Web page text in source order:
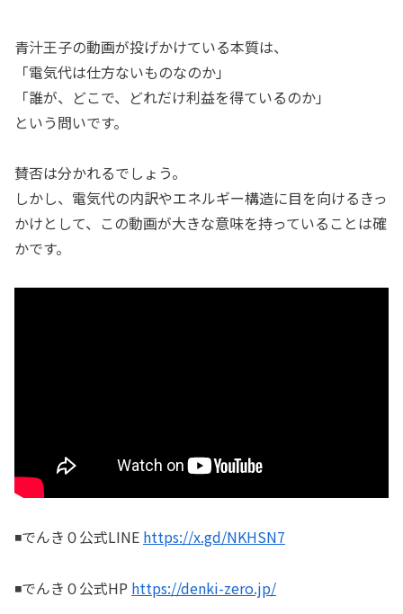
青汁王子の動画が投げかけている本質は、
「電気代は仕方ないものなのか」
「誰が、どこで、どれだけ利益を得ているのか」
という問いです。
賛否は分かれるでしょう。
しかし、電気代の内訳やエネルギー構造に目を向けるきっ
かけとして、この動画が大きな意味を持っていることは確
かです。
◾️でんき０公式LINE https://x.gd/NKHSN7
◾️でんき０公式HP https://denki-zero.jp/